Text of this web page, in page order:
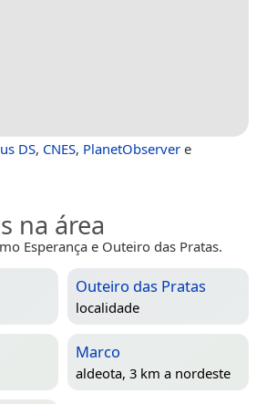
DS, CNES, PlanetObserver e
na área
Esperança e Outeiro das Pratas.
Outeiro das Pratas
localidade
Marco
aldeota, 3 km a nordeste